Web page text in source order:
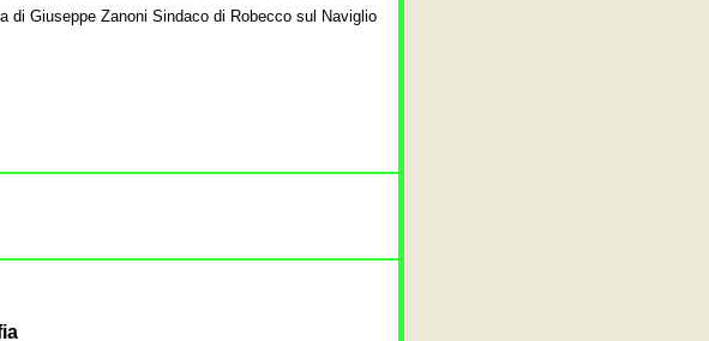
di Giuseppe Zanoni Sindaco di Robecco sul Naviglio